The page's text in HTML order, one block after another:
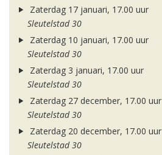
Zaterdag 17 januari, 17.00 uur
Sleutelstad 30
Zaterdag 10 januari, 17.00 uur
Sleutelstad 30
Zaterdag 3 januari, 17.00 uur
Sleutelstad 30
Zaterdag 27 december, 17.00 uur
Sleutelstad 30
Zaterdag 20 december, 17.00 uur
Sleutelstad 30